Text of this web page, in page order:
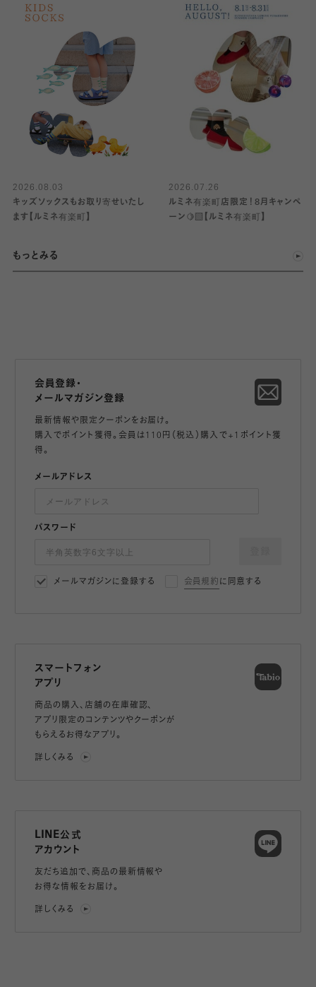
2026.08.03
キッズソックスもお取り寄せいたし
ます【ルミネ有楽町】
2026.07.26
ルミネ有楽町店限定！8月キャンペ
ーン🍋‍🟩【ルミネ有楽町】
もっとみる
会員登録・
メールマガジン登録
最新情報や限定クーポンをお届け。
購入でポイント獲得。会員は110円（税込）購入で+1ポイント獲
得。
メールアドレス
パスワード
メールマガジンに登録する 会員規約 に同意する
スマートフォン
アプリ
商品の購入、店舗の在庫確認、
アプリ限定のコンテンツやクーポンが
もらえるお得なアプリ。
詳しくみる
LINE公式
アカウント
友だち追加で、 商品の最新情報や
お得な情報をお届け。
詳しくみる